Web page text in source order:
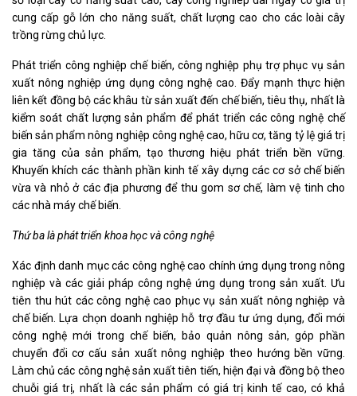
cung cấp gỗ lớn cho năng suất, chất lượng cao cho các loài cây
trồng rừng chủ lực.
Phát triển công nghiệp chế biến, công nghiệp phụ trợ phục vụ sản
xuất nông nghiệp ứng dụng công nghệ cao. Đẩy mạnh thực hiện
liên kết đồng bộ các khâu từ sản xuất đến chế biến, tiêu thụ, nhất là
kiểm soát chất lượng sản phẩm để phát triển các công nghệ chế
biến sản phẩm nông nghiệp công nghệ cao, hữu cơ, tăng tỷ lệ giá trị
gia tăng của sản phẩm, tạo thương hiệu phát triển bền vững.
Khuyến khích các thành phần kinh tế xây dựng các cơ sở chế biến
vừa và nhỏ ở các địa phương để thu gom sơ chế, làm vệ tinh cho
các nhà máy chế biến.
Thứ ba là phát triển khoa họcvàcông nghệ
Xác định danh mục các công nghệ cao chính ứng dụng trong nông
nghiệp và các giải pháp công nghệ ứng dụng trong sản xuất. Ưu
tiên thu hút các công nghệ cao phục vụ sản xuất nông nghiệp và
chế biến. Lựa chọn doanh nghiệp hỗ trợ đầu tư ứng dụng, đổi mới
công nghệ mới trong chế biến, bảo quản nông sản, góp phần
chuyển đổi cơ cấu sản xuất nông nghiệp theo hướng bền vững.
Làm chủ các công nghệ sản xuất tiên tiến, hiện đại và đồng bộ theo
chuỗi giá trị, nhất là các sản phẩm có giá trị kinh tế cao, có khả